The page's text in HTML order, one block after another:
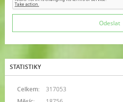
STATISTIKY
Celkem:
317053